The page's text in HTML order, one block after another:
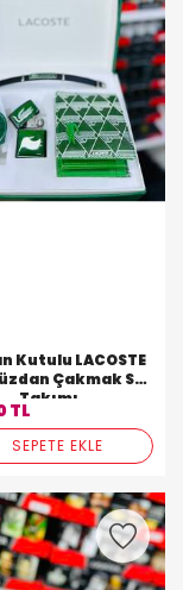
Kutulu LACOSTE
Çakmak Set
Takımı
TL
SEPETE EKLE